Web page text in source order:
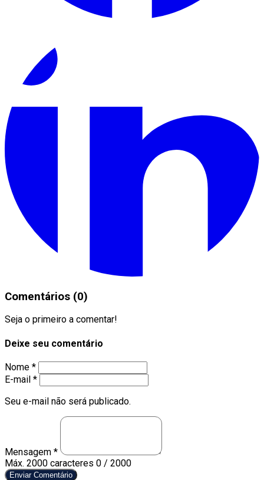
Comentários (0)
Seja o primeiro a comentar!
Deixe seu comentário
Nome *
E-mail *
Seu e-mail não será publicado.
Mensagem *
Máx. 2000 caracteres 0 / 2000
Enviar Comentário